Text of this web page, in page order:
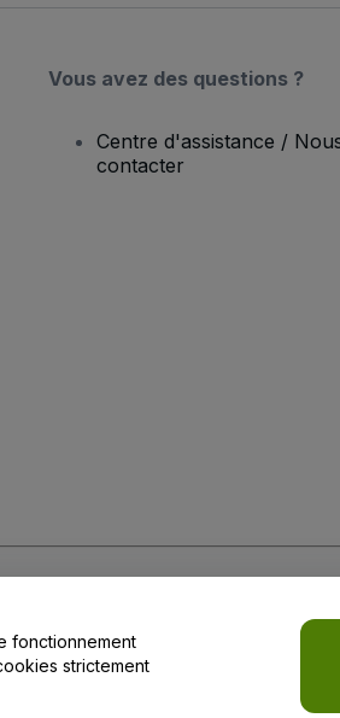
Vous avez des questions ?
Centre d'assistance /
contacter
fonctionnement
strictement